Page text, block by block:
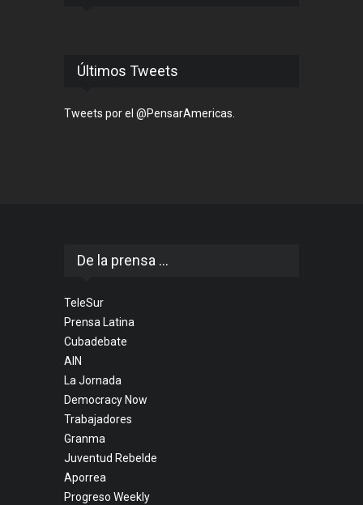
Últimos Tweets
Tweets por el @PensarAmericas.
De la prensa ...
TeleSur
Prensa Latina
Cubadebate
AIN
La Jornada
Democracy Now
Trabajadores
Granma
Juventud Rebelde
Aporrea
Progreso Weekly